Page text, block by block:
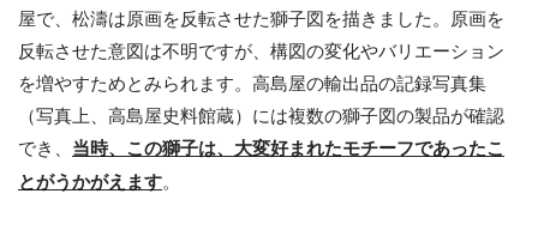
屋で、松濤は原画を反転させた獅子図を描きました。原画を
反転させた意図は不明ですが、構図の変化やバリエーション
を増やすためとみられます。高島屋の輸出品の記録写真集
（写真上、高島屋史料館蔵）には複数の獅子図の製品が確認
でき、 当時、 この獅子は、大変好まれたモチーフであったこ
とがうかがえます。